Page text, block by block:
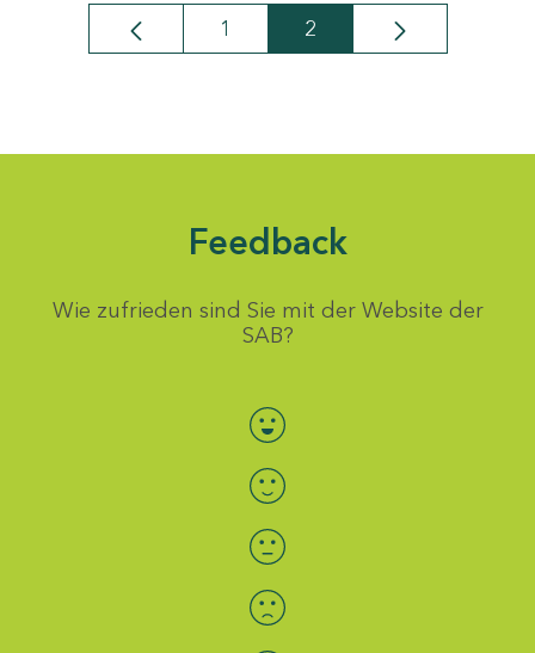
Seite
1 Seite
2
Feedback
Wie zufrieden sind Sie mit der Website der
SAB?
Bewertung auswählen